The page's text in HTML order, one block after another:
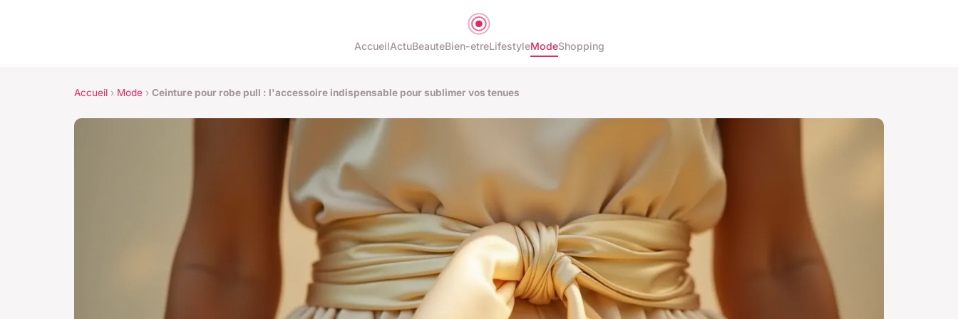
AccueilActuBeauteBien-etreLifestyleModeShopping
Accueil › Mode › Ceinture pour robe pull : l'accessoire indispensable pour sublimer vos tenues